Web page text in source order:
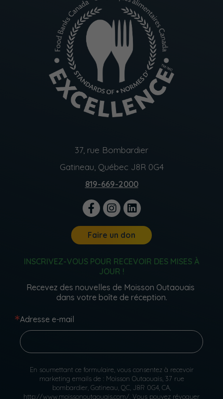
37, rue Bombardier
Gatineau, Québec J8R 0G4
819-669-2000
Faire un don
INSCRIVEZ-VOUS POUR RECEVOIR DES MISES À
JOUR !
Recevez des nouvelles de Moisson Outaouais
dans votre boîte de réception.
Adresse e-mail
En soumettant ce formulaire, vous consentez à recevoir
marketing emails de : Moisson Outaouais, 37 rue
bombardier, Gatineau, QC, J8R 0G4, CA,
http://www.moissonoutaouais.com/. Vous pouvez révoquer